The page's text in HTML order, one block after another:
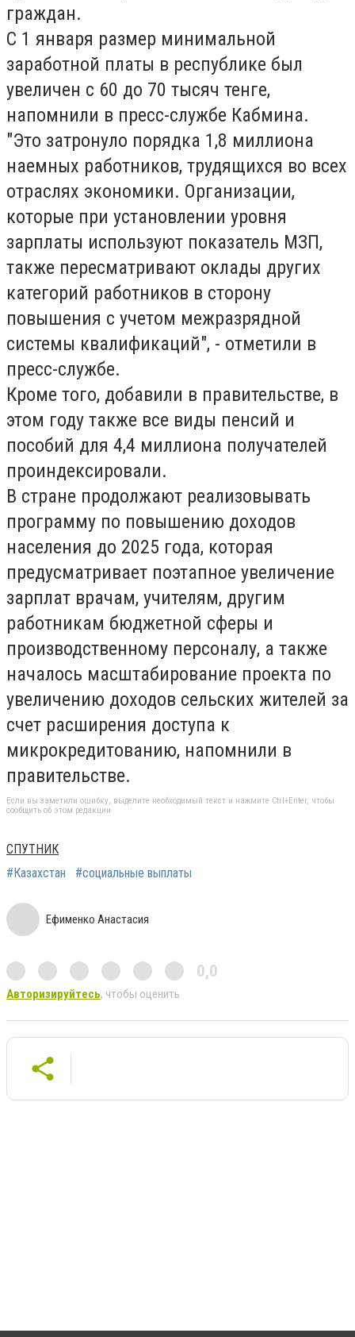
граждан.
С 1 января размер минимальной
заработной платы в республике был
увеличен с 60 до 70 тысяч тенге,
напомнили в пресс-службе Кабмина.
"Это затронуло порядка 1,8 миллиона
наемных работников, трудящихся во всех
отраслях экономики. Организации,
которые при установлении уровня
зарплаты используют показатель МЗП,
также пересматривают оклады других
категорий работников в сторону
повышения с учетом межразрядной
системы квалификаций", - отметили в
пресс-службе.
Кроме того, добавили в правительстве, в
этом году также все виды пенсий и
пособий для 4,4 миллиона получателей
проиндексировали.
В стране продолжают реализовывать
программу по повышению доходов
населения до 2025 года, которая
предусматривает поэтапное увеличение
зарплат врачам, учителям, другим
работникам бюджетной сферы и
производственному персоналу, а также
началось масштабирование проекта по
увеличению доходов сельских жителей за
счет расширения доступа к
микрокредитованию, напомнили в
правительстве.
Если вы заметили ошибку, выделите необходимый текст и нажмите Ctrl+Enter, чтобы
сообщить об этом редакции
СПУТНИК
#Казахстан
#социальные выплаты
Ефименко Анастасия
0,0
Авторизируйтесь, чтобы оценить